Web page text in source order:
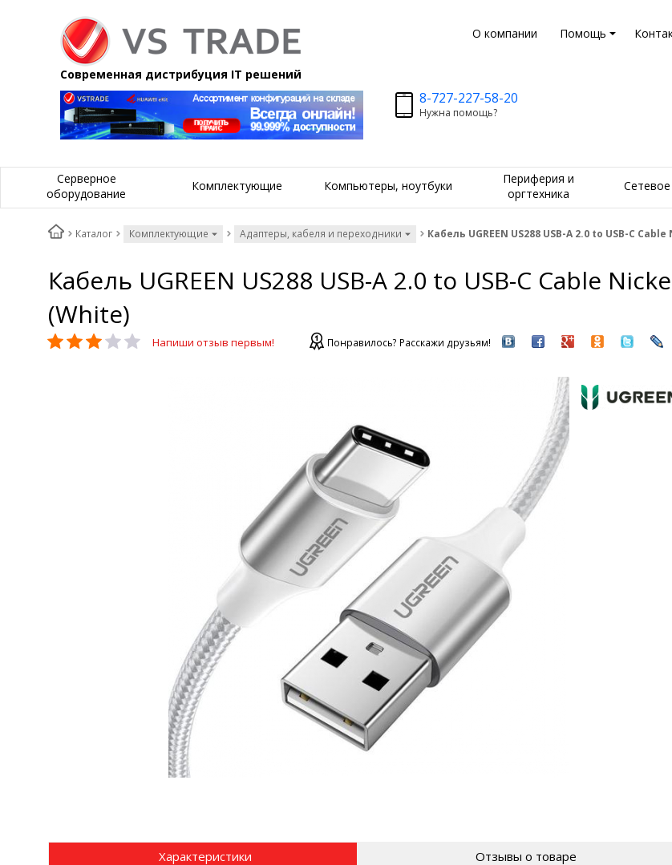
О компании Помощь
Современная дистрибуция IT решений
8-727-227-58-20
Нужна помощь?
Серверное
оборудование
Комплектующие Компьютеры, ноутбуки
Периферия и
оргтехника
Каталог Комплектующие Адаптеры, кабеля и переходники Кабель UGREEN US288 USB-A 2.0 to USB-C
Кабель UGREEN US288 USB-A 2.0 to USB-C Cable
(White)
Напиши отзыв первым! Понравилось? Расскажи друзьям!
Характеристики Отзывы о товаре